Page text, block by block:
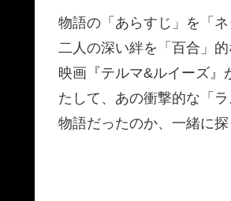
物語の「あらすじ」を「
二人の深い絆を「百合」
映画『テルマ&ルイーズ』
たして、あの衝撃的な「
物語だったのか、一緒に探